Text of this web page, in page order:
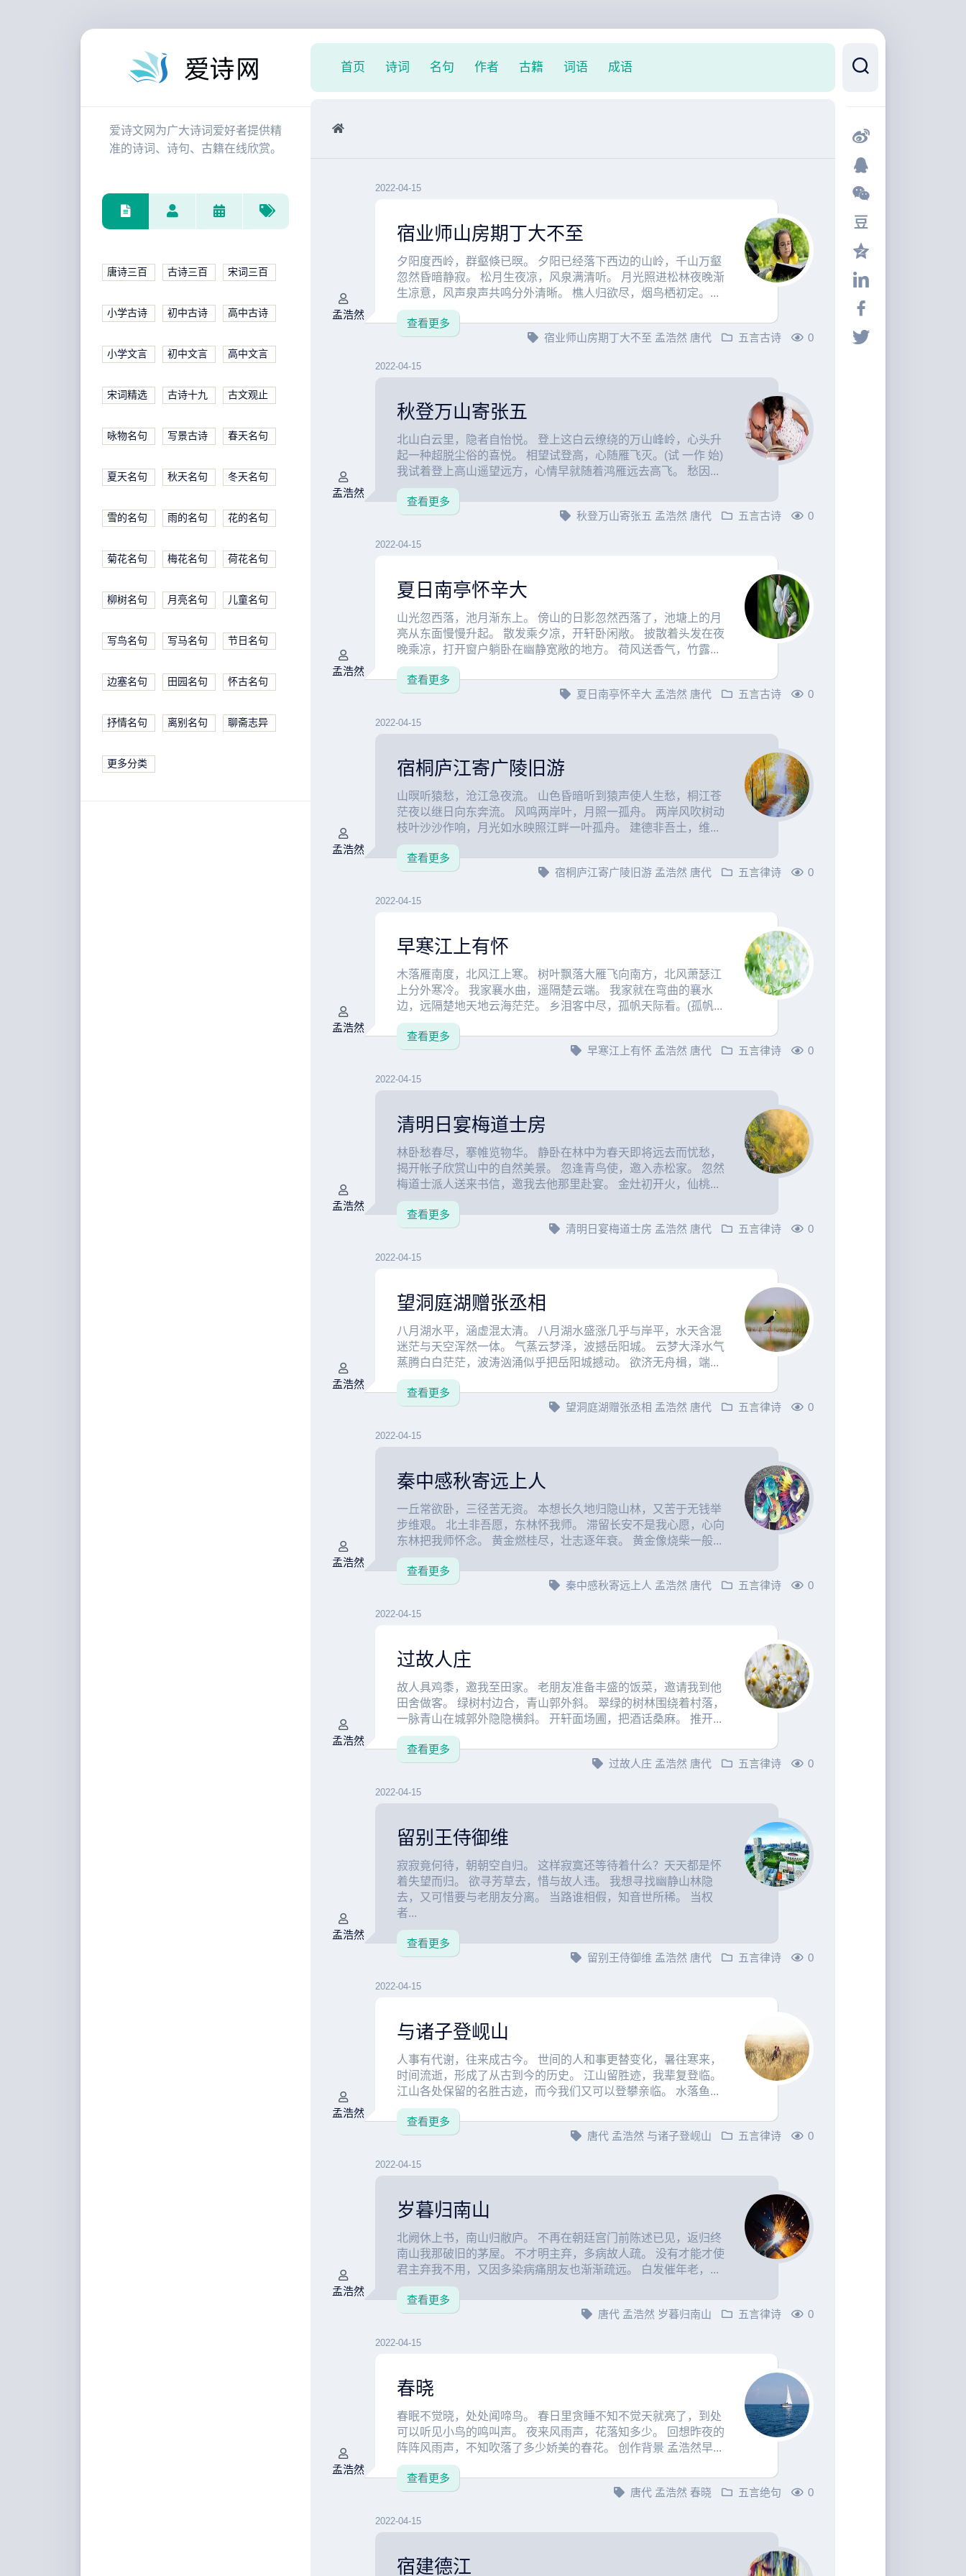
爱诗文网为广大诗词爱好者提供精
准的诗词、诗句、古籍在线欣赏。
唐诗三百 古诗三百 宋词三百
小学古诗 初中古诗 高中古诗
小学文言 初中文言 高中文言
宋词精选 古诗十九 古文观止
咏物名句 写景古诗 春天名句
夏天名句 秋天名句 冬天名句
雪的名句 雨的名句 花的名句
菊花名句 梅花名句 荷花名句
柳树名句 月亮名句 儿童名句
写鸟名句 写马名句 节日名句
边塞名句 田园名句 怀古名句
抒情名句 离别名句 聊斋志异
更多分类
首页 诗词 名句 作者 古籍 词语 成语
孟浩然
2022-04-15
宿业师山房期丁大不至
夕阳度西岭，群壑倏已暝。 夕阳已经落下西边的山岭，千山万壑
忽然昏暗静寂。 松月生夜凉，风泉满清听。 月光照进松林夜晚渐
生凉意，风声泉声共鸣分外清晰。 樵人归欲尽，烟鸟栖初定。...
查看更多
宿业师山房期丁大不至 孟浩然 唐代 五言古诗 0
孟浩然
2022-04-15
秋登万山寄张五
北山白云里，隐者自怡悦。 登上这白云缭绕的万山峰岭，心头升
起一种超脱尘俗的喜悦。 相望试登高，心随雁飞灭。(试 一作 始)
我试着登上高山遥望远方，心情早就随着鸿雁远去高飞。 愁因...
查看更多
秋登万山寄张五 孟浩然 唐代 五言古诗 0
孟浩然
2022-04-15
夏日南亭怀辛大
山光忽西落，池月渐东上。 傍山的日影忽然西落了，池塘上的月
亮从东面慢慢升起。 散发乘夕凉，开轩卧闲敞。 披散着头发在夜
晚乘凉，打开窗户躺卧在幽静宽敞的地方。 荷风送香气，竹露...
查看更多
夏日南亭怀辛大 孟浩然 唐代 五言古诗 0
孟浩然
2022-04-15
宿桐庐江寄广陵旧游
山暝听猿愁，沧江急夜流。 山色昏暗听到猿声使人生愁，桐江苍
茫夜以继日向东奔流。 风鸣两岸叶，月照一孤舟。 两岸风吹树动
枝叶沙沙作响，月光如水映照江畔一叶孤舟。 建德非吾土，维...
查看更多
宿桐庐江寄广陵旧游 孟浩然 唐代 五言律诗 0
孟浩然
2022-04-15
早寒江上有怀
木落雁南度，北风江上寒。 树叶飘落大雁飞向南方，北风萧瑟江
上分外寒冷。 我家襄水曲，遥隔楚云端。 我家就在弯曲的襄水
边，远隔楚地天地云海茫茫。 乡泪客中尽，孤帆天际看。(孤帆...
查看更多
早寒江上有怀 孟浩然 唐代 五言律诗 0
孟浩然
2022-04-15
清明日宴梅道士房
林卧愁春尽，搴帷览物华。 静卧在林中为春天即将远去而忧愁，
揭开帐子欣赏山中的自然美景。 忽逢青鸟使，邀入赤松家。 忽然
梅道士派人送来书信，邀我去他那里赴宴。 金灶初开火，仙桃...
查看更多
清明日宴梅道士房 孟浩然 唐代 五言律诗 0
孟浩然
2022-04-15
望洞庭湖赠张丞相
八月湖水平，涵虚混太清。 八月湖水盛涨几乎与岸平，水天含混
迷茫与天空浑然一体。 气蒸云梦泽，波撼岳阳城。 云梦大泽水气
蒸腾白白茫茫，波涛汹涌似乎把岳阳城撼动。 欲济无舟楫，端...
查看更多
望洞庭湖赠张丞相 孟浩然 唐代 五言律诗 0
孟浩然
2022-04-15
秦中感秋寄远上人
一丘常欲卧，三径苦无资。 本想长久地归隐山林，又苦于无钱举
步维艰。 北土非吾愿，东林怀我师。 滞留长安不是我心愿，心向
东林把我师怀念。 黄金燃桂尽，壮志逐年衰。 黄金像烧柴一般...
查看更多
秦中感秋寄远上人 孟浩然 唐代 五言律诗 0
孟浩然
2022-04-15
过故人庄
故人具鸡黍，邀我至田家。 老朋友准备丰盛的饭菜，邀请我到他
田舍做客。 绿树村边合，青山郭外斜。 翠绿的树林围绕着村落，
一脉青山在城郭外隐隐横斜。 开轩面场圃，把酒话桑麻。 推开...
查看更多
过故人庄 孟浩然 唐代 五言律诗 0
孟浩然
2022-04-15
留别王侍御维
寂寂竟何待，朝朝空自归。 这样寂寞还等待着什么？天天都是怀
着失望而归。 欲寻芳草去，惜与故人违。 我想寻找幽静山林隐
去，又可惜要与老朋友分离。 当路谁相假，知音世所稀。 当权
者...
查看更多
留别王侍御维 孟浩然 唐代 五言律诗 0
孟浩然
2022-04-15
与诸子登岘山
人事有代谢，往来成古今。 世间的人和事更替变化，暑往寒来，
时间流逝，形成了从古到今的历史。 江山留胜迹，我辈复登临。
江山各处保留的名胜古迹，而今我们又可以登攀亲临。 水落鱼...
查看更多
唐代 孟浩然 与诸子登岘山 五言律诗 0
孟浩然
2022-04-15
岁暮归南山
北阙休上书，南山归敝庐。 不再在朝廷宫门前陈述已见，返归终
南山我那破旧的茅屋。 不才明主弃，多病故人疏。 没有才能才使
君主弃我不用，又因多染病痛朋友也渐渐疏远。 白发催年老，...
查看更多
唐代 孟浩然 岁暮归南山 五言律诗 0
孟浩然
2022-04-15
春晓
春眠不觉晓，处处闻啼鸟。 春日里贪睡不知不觉天就亮了，到处
可以听见小鸟的鸣叫声。 夜来风雨声，花落知多少。 回想昨夜的
阵阵风雨声，不知吹落了多少娇美的春花。 创作背景 孟浩然早...
查看更多
唐代 孟浩然 春晓 五言绝句 0
2022-04-15
宿建德江